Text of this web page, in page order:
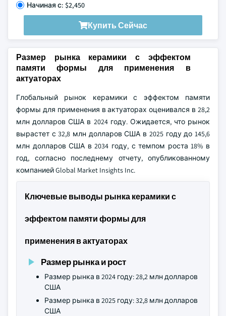
Начиная с: $2,450
Купить Сейчас
Размер рынка керамики с эффектом
памяти формы для применения в
актуаторах
Глобальный рынок керамики с эффектом памяти
формы для применения в актуаторах оценивался в 28,2
млн долларов США в 2024 году. Ожидается, что рынок
вырастет с 32,8 млн долларов США в 2025 году до 145,6
млн долларов США в 2034 году, с темпом роста 18% в
год, согласно последнему отчету, опубликованному
компанией Global Market Insights Inc.
Ключевые выводы рынка керамики с
эффектом памяти формы для
применения в актуаторах
Размер рынка и рост
Размер рынка в 2024 году: 28,2 млн долларов
США
Размер рынка в 2025 году: 32,8 млн долларов
США